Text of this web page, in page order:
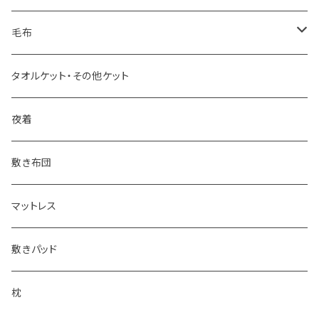
羽毛掛け布団
羊毛掛け布団
その他掛け布団
毛布
一重毛布
二重毛布
その他毛布
タオルケット・その他ケット
夜着
敷き布団
マットレス
敷きパッド
枕